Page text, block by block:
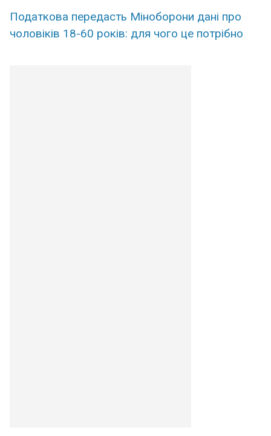
Податкова передасть Міноборони дані про
чоловіків 18-60 років: для чого це потрібно